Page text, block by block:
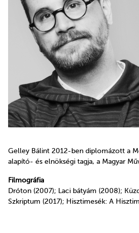
Gelley Bálint 2012-ben diplomázott a
alapító- és elnökségi tagja, a Magyar
Filmográfia
Dróton (2007); Laci bátyám (2008);
Szkriptum (2017); Hisztimesék: A